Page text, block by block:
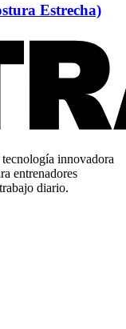
Estrecha)
innovadora
entrenadores
diario.